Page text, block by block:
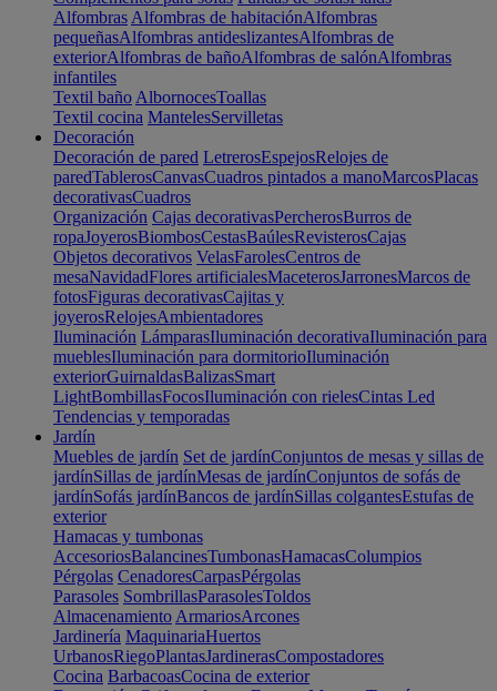
Alfombras Alfombras de habitaciónAlfombras
pequeñasAlfombras antideslizantesAlfombras de
exteriorAlfombras de bañoAlfombras de salónAlfombras
infantiles
Textil baño AlbornocesToallas
Textil cocina MantelesServilletas
Decoración
Decoración de pared LetrerosEspejosRelojes de
paredTablerosCanvasCuadros pintados a manoMarcosPlacas
decorativasCuadros
Organización Cajas decorativasPercherosBurros de
ropaJoyerosBiombosCestasBaúlesRevisterosCajas
Objetos decorativos VelasFarolesCentros de
mesaNavidadFlores artificialesMaceterosJarronesMarcos de
fotosFiguras decorativasCajitas y
joyerosRelojesAmbientadores
Iluminación LámparasIluminación decorativaIluminación para
mueblesIluminación para dormitorioIluminación
exteriorGuirnaldasBalizasSmart
LightBombillasFocosIluminación con rielesCintas Led
Tendencias y temporadas
Jardín
Muebles de jardín Set de jardínConjuntos de mesas y sillas de
jardínSillas de jardínMesas de jardínConjuntos de sofás de
jardínSofás jardínBancos de jardínSillas colgantesEstufas de
exterior
Hamacas y tumbonas
AccesoriosBalancinesTumbonasHamacasColumpios
Pérgolas CenadoresCarpasPérgolas
Parasoles SombrillasParasolesToldos
Almacenamiento ArmariosArcones
Jardinería MaquinariaHuertos
UrbanosRiegoPlantasJardinerasCompostadores
Cocina BarbacoasCocina de exterior